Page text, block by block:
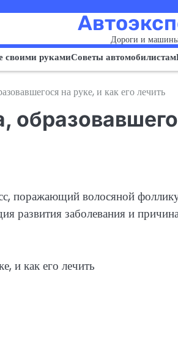
Дороги и
своими рукамиСоветы автомобилистам
на руке, и как его лечить
поражающий волосяной
развития заболевания и